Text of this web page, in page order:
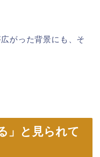
がった背景にも、そ
」と見られて